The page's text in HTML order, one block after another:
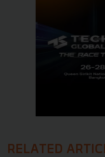
RELATED